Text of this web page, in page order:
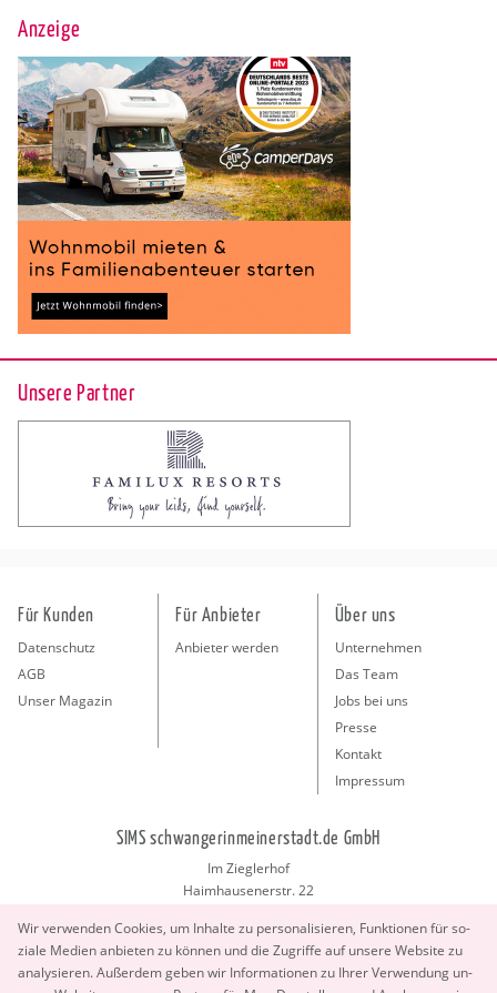
Anzeige
Unsere Partner
Wir ver­wen­den Coo­kies, um In­hal­te zu per­so­na­li­sie­ren, Funk­tio­nen für so­
zia­le Me­di­en an­bie­ten zu kön­nen und die Zu­grif­fe auf un­se­re Web­site zu
ana­ly­sie­ren. Au­ßer­dem geben wir In­for­ma­tio­nen zu Ihrer Ver­wen­dung un­
Für Kunden
Datenschutz
AGB
Unser Magazin
Für Anbieter
Anbieter werden
Über uns
Unternehmen
Das Team
Jobs bei uns
Presse
Kontakt
Impressum
SIMS schwangerinmeinerstadt.de GmbH
Im Zieglerhof
Haimhausenerstr. 22
info@schwangerinmeinerstadt.de